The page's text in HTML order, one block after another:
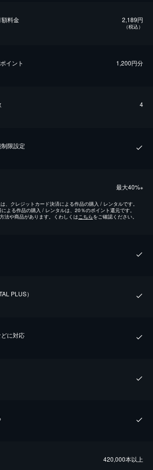
料金 2,189円
（税込）
イント 1,200円分
4
限設定
最⼤40%※
、クレジットカード決済による作品の購入 / レンタルです。
よる作品の購入 / レンタルは、20％のポイント還元です。
法や商品があります。くわしくはこちらをご確認ください。
PLUS）
に対応
420,000本以上